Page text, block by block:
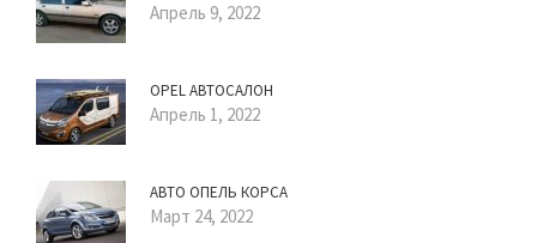
Апрель 9, 2022
OPEL АВТОСАЛОН
Апрель 1, 2022
АВТО ОПЕЛЬ КОРСА
Март 24, 2022